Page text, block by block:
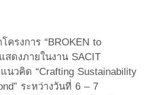
ครงการ “BROKEN to
สดงภายในงาน SACIT
นวคิด “Crafting Sustainability
ระหว่างวันที่ 6 – 7